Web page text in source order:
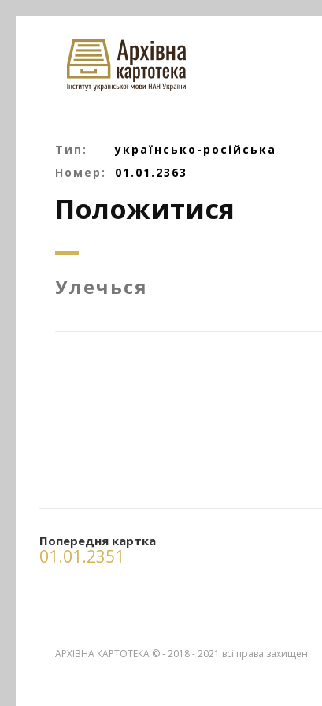
Тип:
українсько-російська
Номер:
01.01.2363
Положитися
Улечься
Попередня картка
01.01.2351
АРХІВНА КАРТОТЕКА © - 2018 - 2021 всі права захищені